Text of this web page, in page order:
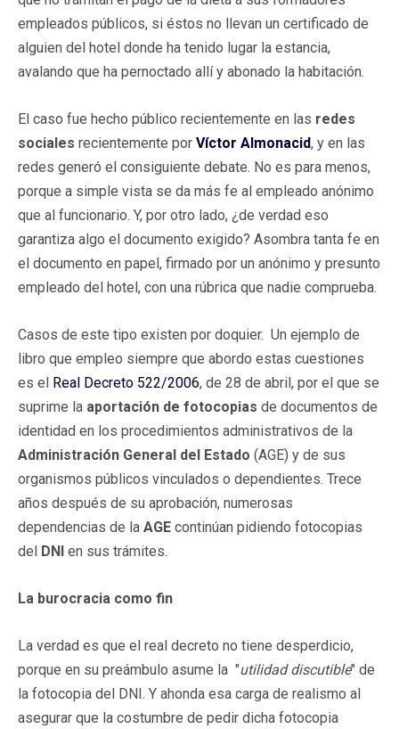
empleados públicos, si éstos no llevan un certificado de
alguien del hotel donde ha tenido lugar la estancia,
avalando que ha pernoctado allí y abonado la habitación.
El caso fue hecho público recientemente en las redes
sociales recientemente por Víctor Almonacid, y en las
redes generó el consiguiente debate. No es para menos,
porque a simple vista se da más fe al empleado anónimo
que al funcionario. Y, por otro lado, ¿de verdad eso
garantiza algo el documento exigido? Asombra tanta fe en
el documento en papel, firmado por un anónimo y presunto
empleado del hotel, con una rúbrica que nadie comprueba.
Casos de este tipo existen por doquier. Un ejemplo de
libro que empleo siempre que abordo estas cuestiones
es el Real Decreto 522/2006, de 28 de abril, por el que se
suprime la aportación de fotocopias de documentos de
identidad en los procedimientos administrativos de la
Administración General del Estado (AGE) y de sus
organismos públicos vinculados o dependientes. Trece
años después de su aprobación, numerosas
dependencias de la AGE continúan pidiendo fotocopias
del DNI en sus trámites.
La burocracia como fin
La verdad es que el real decreto no tiene desperdicio,
porque en su preámbulo asume la "utilidad discutible" de
la fotocopia del DNI. Y ahonda esa carga de realismo al
asegurar que la costumbre de pedir dicha fotocopia